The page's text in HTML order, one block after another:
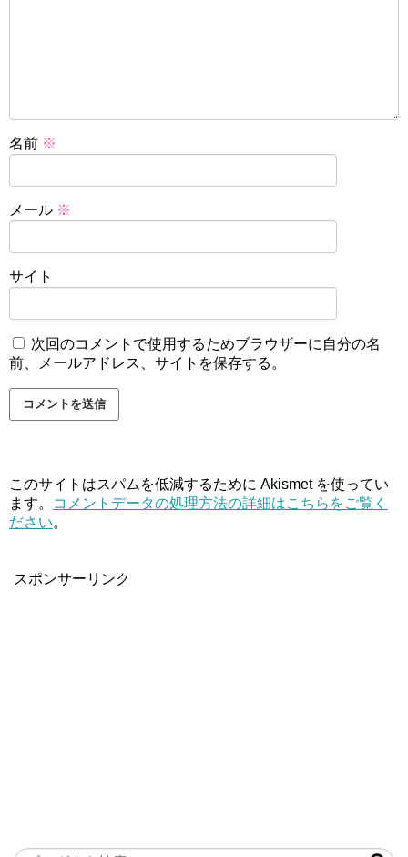
名前 ※
メール ※
サイト
次回のコメントで使用するためブラウザーに自分の名
前、メールアドレス、サイトを保存する。
このサイトはスパムを低減するために Akismet を使ってい
ます。
コメントデータの処理方法の詳細はこちらをご覧く
ださい。
スポンサーリンク